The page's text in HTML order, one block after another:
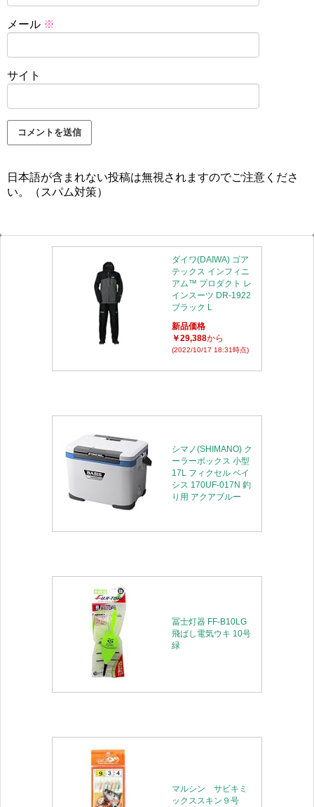
メール ※
サイト
日本語が含まれない投稿は無視されますのでご注意くださ
い。（スパム対策）
ダイワ(DAIWA) ゴア
テックス インフィニ
アム™ プロダクト レ
インスーツ DR-1922
ブラック L
新品価格
￥29,388から
(2022/10/17 18:31時点)
シマノ(SHIMANO) ク
ーラーボックス 小型
17L フィクセル ベイ
シス 170UF-017N 釣
り用 アクアブルー
冨士灯器 FF-B10LG
飛ばし電気ウキ 10号
緑
マルシン サビキミ
ックススキン９号